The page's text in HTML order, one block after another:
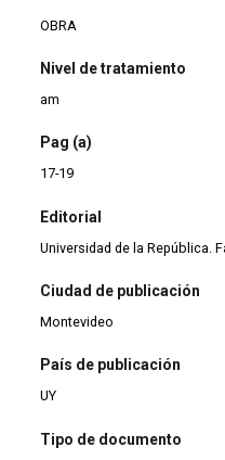
OBRA
Nivel de tratamiento
am
Pag (a)
17-19
Editorial
Universidad de la República.
Ciudad de publicación
Montevideo
País de publicación
UY
Tipo de documento